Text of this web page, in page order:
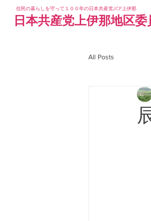
住民の暮らしを守って１００年の日本共産党JCP上伊那
日本共産党上伊那地区委
All Posts